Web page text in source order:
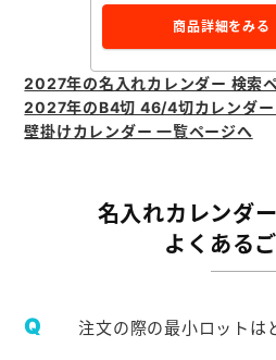
商品詳細をみる
2027年の名入れカレンダー 検索
2027年のB4切 46/4切カレンダー
壁掛けカレンダー 一覧ページへ
名入れカレンダ
よくある
注文の際の最小ロットは